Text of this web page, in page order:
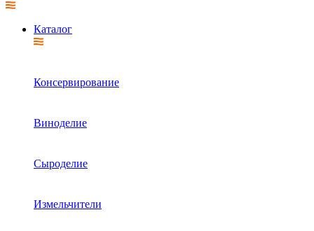
Каталог
Консервирование
Виноделие
Сыроделие
Измельчители